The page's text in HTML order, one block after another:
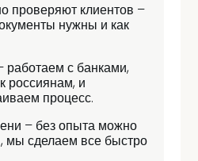
проверяют клиентов –
нужны и как
работаем с банками,
россиянам, и
процесс.
– без опыта можно
мы сделаем все быстро